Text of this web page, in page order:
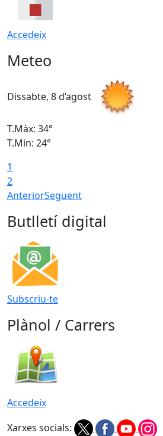
Accedeix
Meteo
Dissabte, 8 d’agost
T.Màx: 34°
T.Min: 24°
1
2
AnteriorSegüent
Butlletí digital
Subscriu-te
Plànol / Carrers
Accedeix
Xarxes socials: